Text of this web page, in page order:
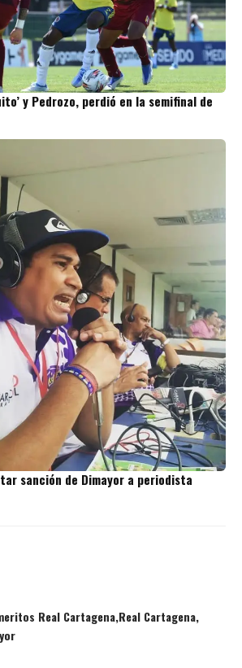
y Pedrozo, perdió en la semifinal de
sanción de Dimayor a periodista
Real Cartagena Real Cartagena